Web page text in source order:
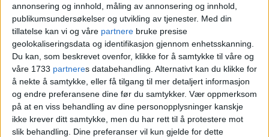
annonsering og innhold, måling av annonsering og innhold,
publikumsundersøkelser og utvikling av tjenester. Med din
tillatelse kan vi og våre partnere bruke presise
geolokaliseringsdata og identifikasjon gjennom enhetsskanning.
Du kan, som beskrevet ovenfor, klikke for å samtykke til våre og
våre 1733 partneres databehandling. Alternativt kan du klikke for
å nekte å samtykke, eller få tilgang til mer detaljert informasjon
og endre preferansene dine før du samtykker. Vær oppmerksom
på at en viss behandling av dine personopplysninger kanskje
ikke krever ditt samtykke, men du har rett til å protestere mot
slik behandling. Dine preferanser vil kun gjelde for dette
tydeligvis viser resultatene noe annet.
Det er veldig rart når man også ser at det
ikke er noe særlig forskjell mellom kjønn
på skriftlig eksamen som rettes anonymt.
Anonym retting av prøver vil sørge for
en rettferdig vurdering av kompetanse,